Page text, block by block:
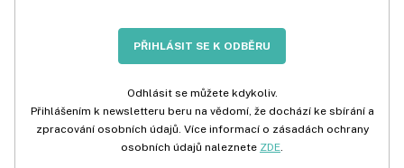
PŘIHLÁSIT SE K ODBĚRU
Odhlásit se můžete kdykoliv.
Přihlášením k newsletteru beru na vědomí, že dochází ke sbírání a
zpracování osobních údajů. Více informací o zásadách ochrany
osobních údajů naleznete ZDE.